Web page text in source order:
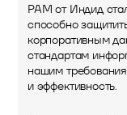
PAM от Индид
способно
корпоративным
стандартам
нашим
и эффективность.